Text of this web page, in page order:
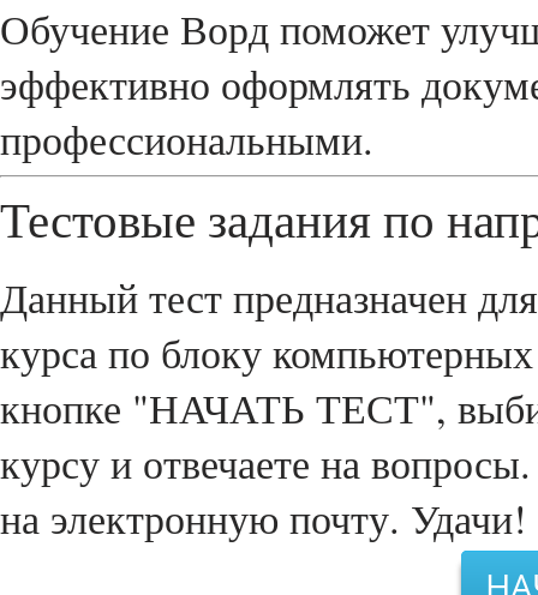
Обучение Ворд поможет
эффективно оформлять
профессиональными.
Тестовые задания по
Данный тест предназначен
курса по блоку
кнопке "НАЧАТЬ ТЕСТ",
курсу и отвечаете на
на электронную почту. Удачи!